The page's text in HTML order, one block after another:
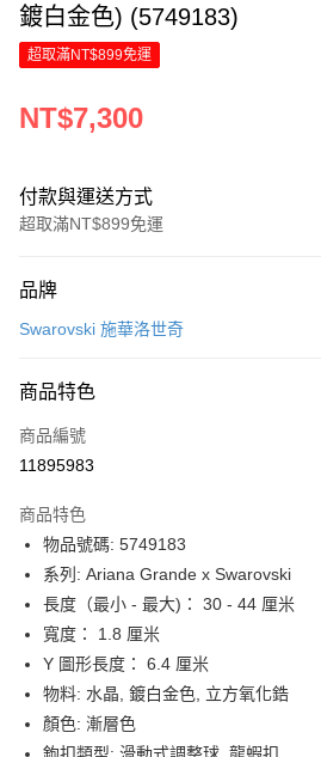
鍍白金色) (5749183)
超取滿NT$899免運
NT$7,300
付款與運送方式
超取滿NT$899免運
信用卡一次付款
6 期 0 利率 每期
合作金庫商業銀行
上海商業儲蓄銀行
臺灣中小企業銀行
匯豐（台灣）商業銀行
聯邦商業銀行
遠東
元大商業銀行
永豐
玉山商業銀行
台灣樂天信用卡公司
LINE Pay
Apple Pay
街口支付
悠遊付
Google Pay
全盈+PAY
大哥付你分期
相關說明
【大哥付你分期使用說明】
品牌
Swarovski 施華洛世奇
商品特色
商品編號
11895983
商品特色
物品號碼: 5749183
系列: Ariana Grande x Swarovski
長度（最小 - 最大)： 30 - 44 厘米
寬度： 1.8 厘米
Y 圖形長度： 6.4 厘米
物料: 水晶, 鍍白金色, 立方氧化鋯
顏色: 漸層色